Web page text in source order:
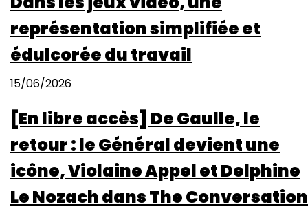
représentation simplifiée et
édulcorée du travail
15/06/2026
[En libre accès] De Gaulle, le
retour : le Général devient une
icône, Violaine Appel et Delphine
Le Nozach dans The Conversation